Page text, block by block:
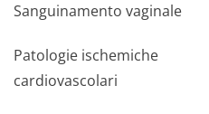
Sanguinamento vaginale
Patologie ischemiche
cardiovascolari